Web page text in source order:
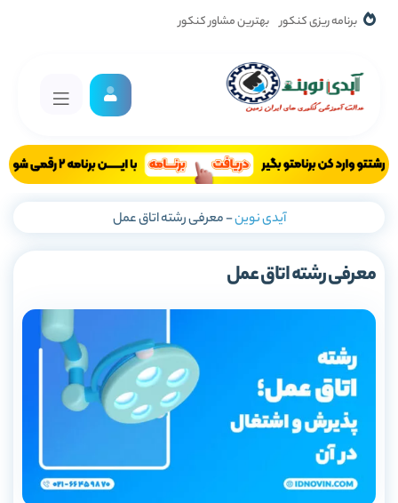
برنامه ریزی کنکور بهترین مشاور کنکور
آیدی نوین-معرفی رشته اتاق عمل
معرفی رشته اتاق عمل